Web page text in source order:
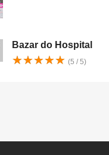
Bazar do Hospital
★★★★★
★★★★★ (5 / 5)